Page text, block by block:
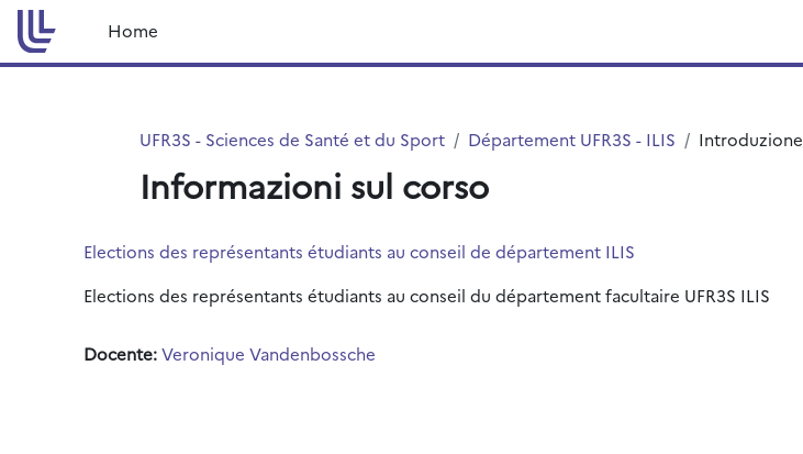
Vai al contenuto principale
Home
UFR3S - Sciences de Santé et du Sport Département UFR3S - ILIS Introduzione
Informazioni sul corso
Elections des représentants étudiants au conseil de département ILIS
Elections des représentants étudiants au conseil du département facultaire UFR3S ILIS
Docente:Veronique Vandenbossche